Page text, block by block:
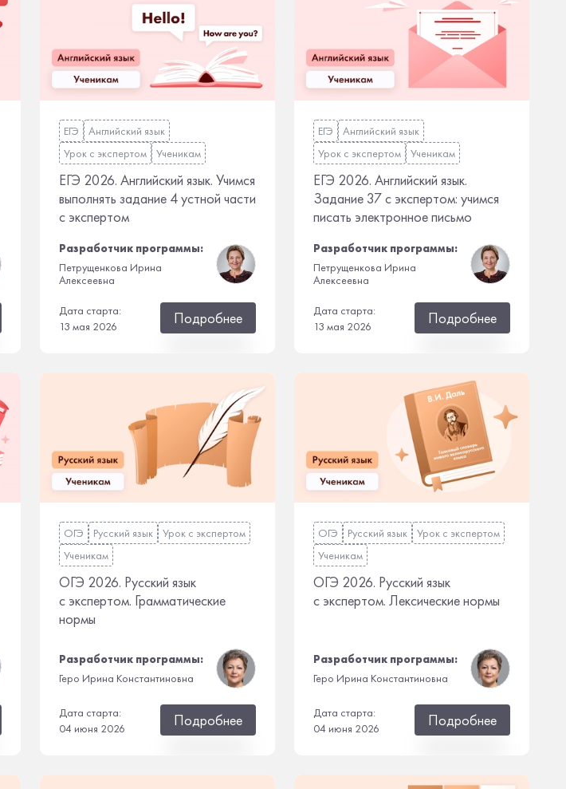
ЕГЭ
Английский язык
Урок с экспертом
Ученикам
ЕГЭ 2026. Английский язык. Учимся
выполнять задание 4 устной части
с экспертом
Разработчик программы:
Петрущенкова Ирина
Алексеевна
Дата старта:
13 мая 2026
Подробнее
ЕГЭ
Английский язык
Урок с экспертом
Ученикам
ЕГЭ 2026. Английский язык.
Задание 37 с экспертом: учимся
писать электронное письмо
Разработчик программы:
Петрущенкова Ирина
Алексеевна
Дата старта:
13 мая 2026
Подробнее
ОГЭ Русский язык
Урок с экспертом
Ученикам
ОГЭ 2026. Русский язык
с экспертом. Грамматические
нормы
Разработчик программы:
Геро Ирина Константиновна
Дата старта:
04 июня 2026
Подробнее
ОГЭ Русский язык
Урок с экспертом
Ученикам
ОГЭ 2026. Русский язык
с экспертом. Лексические нормы
Разработчик программы:
Геро Ирина Константиновна
Дата старта:
04 июня 2026
Подробнее